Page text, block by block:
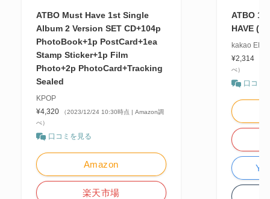
ATBO Must Have 1st Single
Album 2 Version SET CD+104p
PhotoBook+1p PostCard+1ea
Stamp Sticker+1p Film
Photo+2p PhotoCard+Tracking
Sealed
KPOP
¥4,320
（2023/12/24 10:30時点 | Amazon調
べ）
口コミを見る
Amazon
楽天市場
ATBO
HAVE
kakao
¥2,314
べ）
口コミ